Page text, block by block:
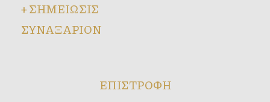
+ΣΗΜΕΙΩΣΙΣ
ΣΥΝΑΞΑΡΙΟΝ
ΕΠΙΣΤΡΟΦΗ